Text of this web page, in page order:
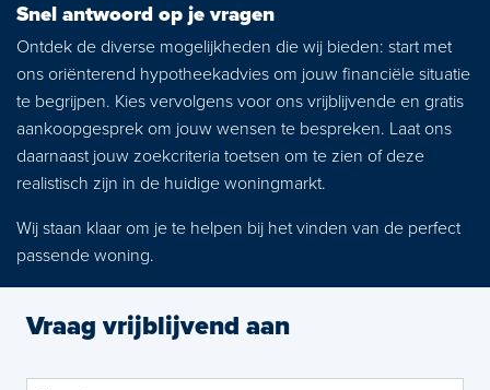
Snel antwoord op je vragen
Ontdek de diverse mogelijkheden die wij bieden: start met
ons oriënterend hypotheekadvies om jouw financiële situatie
te begrijpen. Kies vervolgens voor ons vrijblijvende en gratis
aankoopgesprek om jouw wensen te bespreken. Laat ons
daarnaast jouw zoekcriteria toetsen om te zien of deze
realistisch zijn in de huidige woningmarkt.
Wij staan klaar om je te helpen bij het vinden van de perfect
passende woning.
Vraag vrijblijvend aan